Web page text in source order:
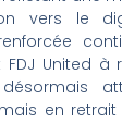
vers le
FDJ United
désormais
en